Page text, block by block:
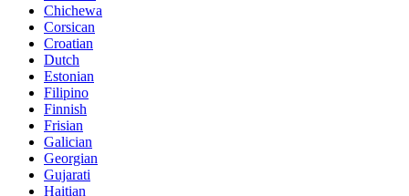
Chichewa
Corsican
Croatian
Dutch
Estonian
Filipino
Finnish
Frisian
Galician
Georgian
Gujarati
Haitian